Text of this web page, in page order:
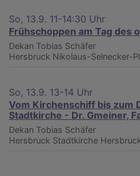
So, 13.9. 11-14:30 Uhr
Frühschoppen am Tag des
Dekan Tobias Schäfer
Hersbruck Nikolaus-Selnecker-
So, 13.9. 13-14 Uhr
Vom Kirchenschiff bis zum
Stadtkirche - Dr. Gmeiner,
Dekan Tobias Schäfer
Hersbruck Stadtkirche